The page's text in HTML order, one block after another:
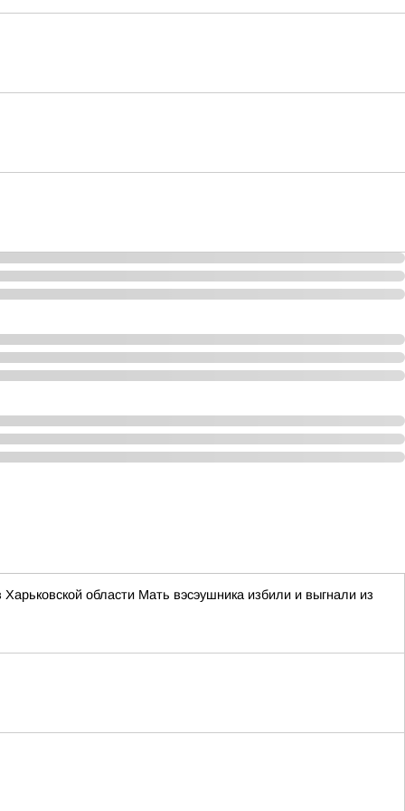
области Мать вэсэушника избили и выгнали из